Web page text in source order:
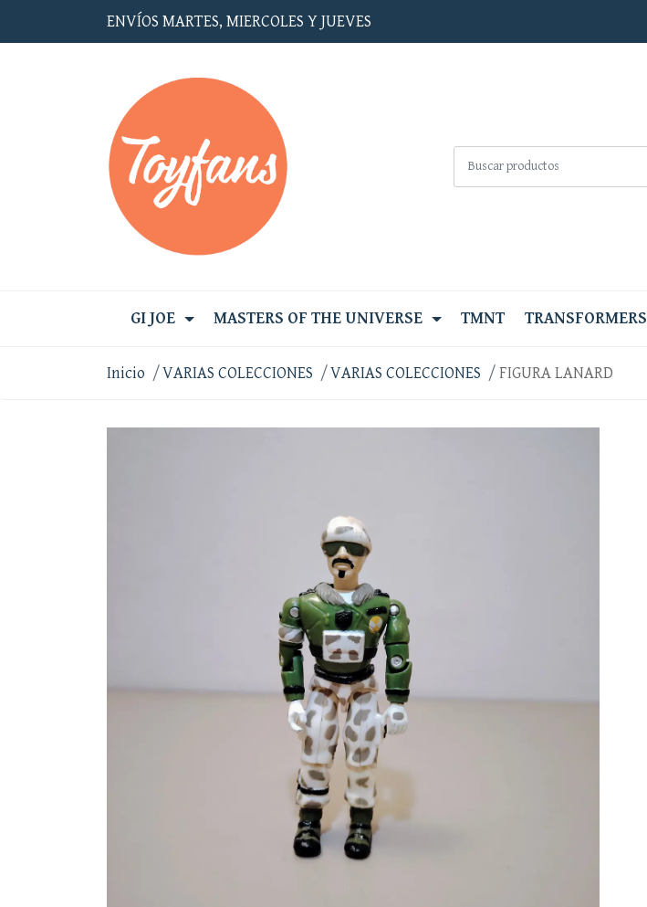
ENVÍOS MARTES, MIERCOLES Y JUEVES
GI JOE MASTERS OF THE UNIVERSE TMNT TRANSFORMERS
Inicio VARIAS COLECCIONES VARIAS COLECCIONES FIGURA LANARD